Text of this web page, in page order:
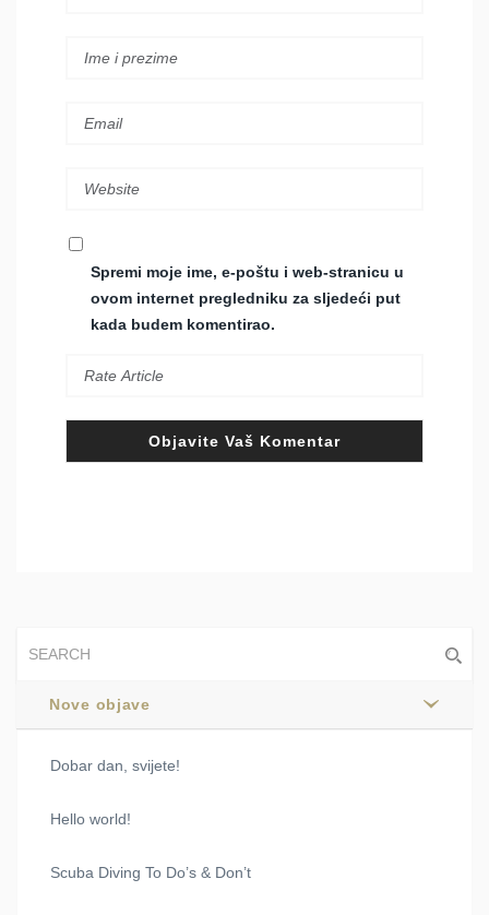
Spremi moje ime, e-poštu i web-stranicu u
ovom internet pregledniku za sljedeći put
kada budem komentirao.
Nove objave
Dobar dan, svijete!
Hello world!
Scuba Diving To Do’s & Don’t